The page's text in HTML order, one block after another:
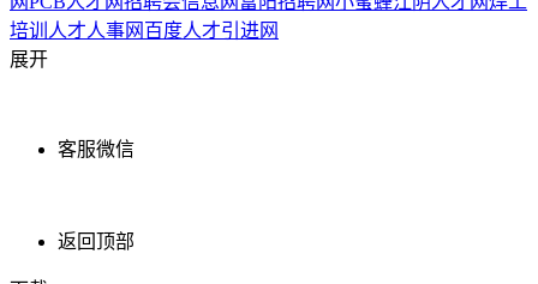
培训 人才人事网 百度人才引进网
展开
客服微信
返回顶部